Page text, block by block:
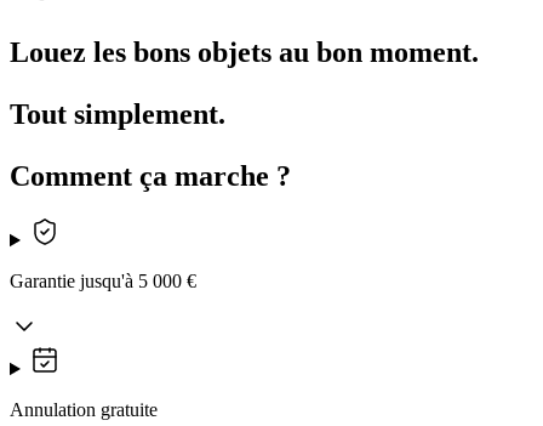
Louez les bons objets au bon moment.
Tout simplement.
Comment ça marche ?
Garantie jusqu'à 5 000 €
Annulation gratuite